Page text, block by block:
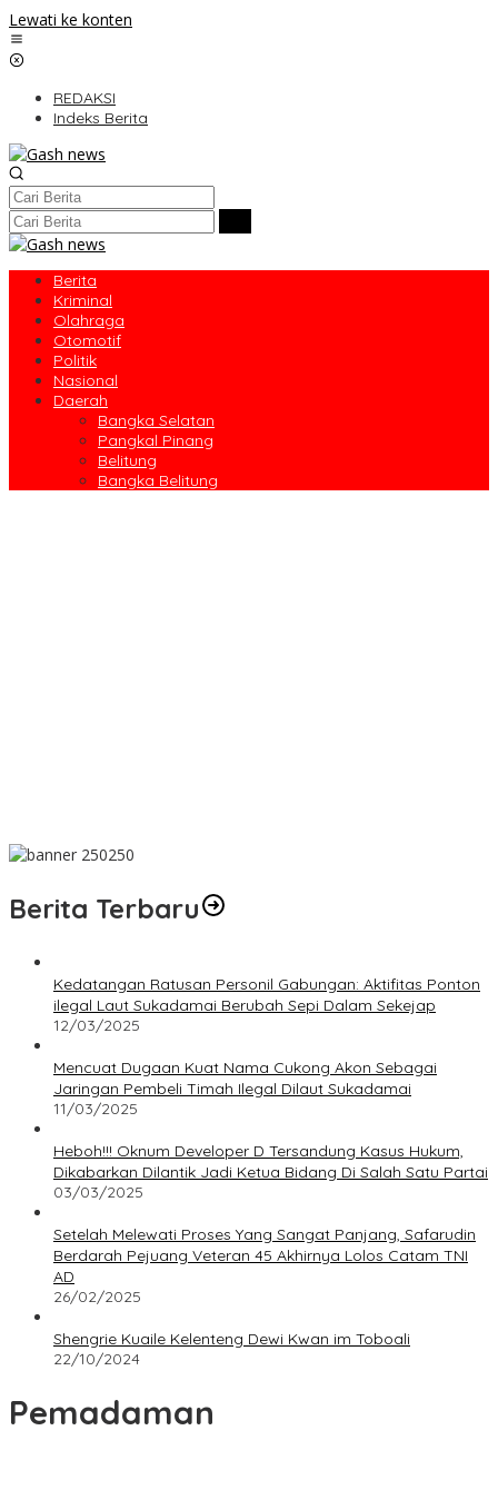
Lewati ke konten
REDAKSI
Indeks Berita
Berita
Kriminal
Olahraga
Otomotif
Politik
Nasional
Daerah
Bangka Selatan
Pangkal Pinang
Belitung
Bangka Belitung
Berita Terbaru
Kedatangan Ratusan Personil Gabungan: Aktifitas Ponton
ilegal Laut Sukadamai Berubah Sepi Dalam Sekejap
12/03/2025
Mencuat Dugaan Kuat Nama Cukong Akon Sebagai
Jaringan Pembeli Timah Ilegal Dilaut Sukadamai
11/03/2025
Heboh!!! Oknum Developer D Tersandung Kasus Hukum,
Dikabarkan Dilantik Jadi Ketua Bidang Di Salah Satu Partai
03/03/2025
Setelah Melewati Proses Yang Sangat Panjang, Safarudin
Berdarah Pejuang Veteran 45 Akhirnya Lolos Catam TNI
AD
26/02/2025
Shengrie Kuaile Kelenteng Dewi Kwan im Toboali
22/10/2024
Pemadaman